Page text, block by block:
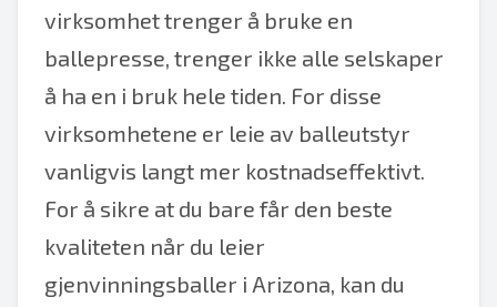
virksomhet trenger å bruke en
ballepresse, trenger ikke alle selskaper
å ha en i bruk hele tiden. For disse
virksomhetene er leie av balleutstyr
vanligvis langt mer kostnadseffektivt.
For å sikre at du bare får den beste
kvaliteten når du leier
gjenvinningsballer i Arizona, kan du